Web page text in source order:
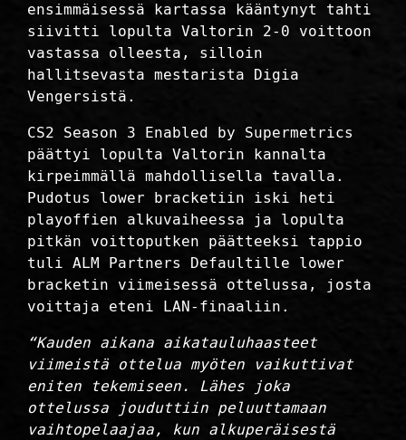
ensimmäisessä kartassa kääntynyt tahti
siivitti lopulta Valtorin 2-0 voittoon
vastassa olleesta, silloin
hallitsevasta mestarista Digia
Vengersistä.
CS2 Season 3 Enabled by Supermetrics
päättyi lopulta Valtorin kannalta
kirpeimmällä mahdollisella tavalla.
Pudotus lower bracketiin iski heti
playoffien alkuvaiheessa ja lopulta
pitkän voittoputken päätteeksi tappio
tuli ALM Partners Defaultille lower
bracketin viimeisessä ottelussa, josta
voittaja eteni LAN-finaaliin.
“Kauden aikana aikatauluhaasteet
viimeistä ottelua myöten vaikuttivat
eniten tekemiseen. Lähes joka
ottelussa jouduttiin peluuttamaan
vaihtopelaajaa, kun alkuperäisestä